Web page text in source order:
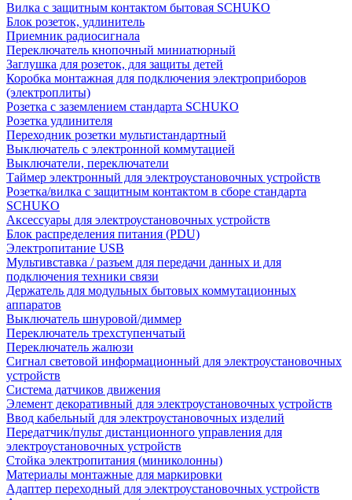
Вилка с защитным контактом бытовая SCHUKO
Блок розеток, удлинитель
Приемник радиосигнала
Переключатель кнопочный миниатюрный
Заглушка для розеток, для защиты детей
Коробка монтажная для подключения электроприборов
(электроплиты)
Розетка с заземлением стандарта SCHUKO
Розетка удлинителя
Переходник розетки мультистандартный
Выключатель с электронной коммутацией
Выключатели, переключатели
Таймер электронный для электроустановочных устройств
Розетка/вилка с защитным контактом в сборе стандарта
SCHUKO
Аксессуары для электроустановочных устройств
Блок распределения питания (PDU)
Электропитание USB
Мультивставка / разъем для передачи данных и для
подключения техники связи
Держатель для модульных бытовых коммутационных
аппаратов
Выключатель шнуровой/диммер
Переключатель трехступенчатый
Переключатель жалюзи
Сигнал световой информационный для электроустановочных
устройств
Система датчиков движения
Элемент декоративный для электроустановочных устройств
Ввод кабельный для электроустановочных изделий
Передатчик/пульт дистанционного управления для
электроустановочных устройств
Стойка электропитания (миниколонны)
Материалы монтажные для маркировки
Адаптер переходный для электроустановочных устройств